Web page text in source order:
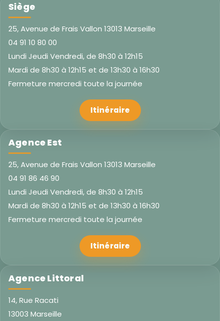
Siège
25, Avenue de Frais Vallon 13013 Marseille
04 91 10 80 00
Lundi Jeudi Vendredi, de 8h30 à 12h15
Mardi de 8h30 à 12h15 et de 13h30 à 16h30
Fermeture mercredi toute la journée
Itinéraire
Agence Est
25, Avenue de Frais Vallon 13013 Marseille
04 91 86 46 90
Lundi Jeudi Vendredi, de 8h30 à 12h15
Mardi de 8h30 à 12h15 et de 13h30 à 16h30
Fermeture mercredi toute la journée
Itinéraire
Agence Littoral
14, Rue Racati
13003 Marseille